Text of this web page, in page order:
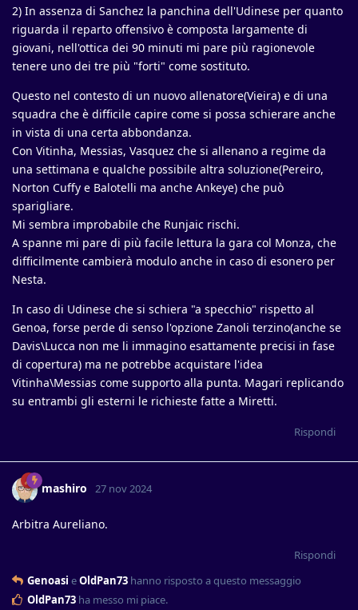
2) In assenza di Sanchez la panchina dell'Udinese per quanto
riguarda il reparto offensivo è composta largamente di
giovani, nell'ottica dei 90 minuti mi pare più ragionevole
tenere uno dei tre più "forti" come sostituto.
Questo nel contesto di un nuovo allenatore(Vieira) e di una
squadra che è difficile capire come si possa schierare anche
in vista di una certa abbondanza.
Con Vitinha, Messias, Vasquez che si allenano a regime da
una settimana e qualche possibile altra soluzione(Pereiro,
Norton Cuffy e Balotelli ma anche Ankeye) che può
sparigliare.
Mi sembra improbabile che Runjaic rischi.
A spanne mi pare di più facile lettura la gara col Monza, che
difficilmente cambierà modulo anche in caso di esonero per
Nesta.
In caso di Udinese che si schiera "a specchio" rispetto al
Genoa, forse perde di senso l'opzione Zanoli terzino(anche se
Davis\Lucca non me li immagino esattamente precisi in fase
di copertura) ma ne potrebbe acquistare l'idea
Vitinha\Messias come supporto alla punta. Magari replicando
su entrambi gli esterni le richieste fatte a Miretti.
Rispondi
mashiro 27 nov 2024
Arbitra Aureliano.
Rispondi
Genoasi eOldPan73 hanno risposto a questo messaggio
OldPan73 ha messo mi piace.